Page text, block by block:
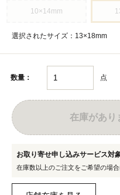
10×14mm
選択されたサイズ：13×18mm
数量： 点
在庫があり
お取り寄せ申し込みサービス対
在庫数以上のご注文をご希望の場合